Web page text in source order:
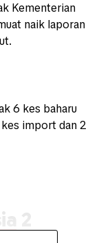
Kementerian
naik laporan
6 kes baharu
import dan 2